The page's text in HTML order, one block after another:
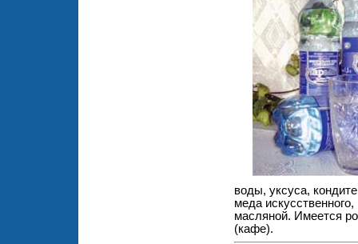
воды, уксуса,
меда
масляной. Имеется
(кафе).